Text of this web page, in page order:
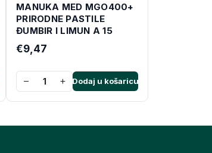
MANUKA MED MGO400+
PRIRODNE PASTILE
ĐUMBIR I LIMUN A 15
€9,47
− + Dodaj u košaricu